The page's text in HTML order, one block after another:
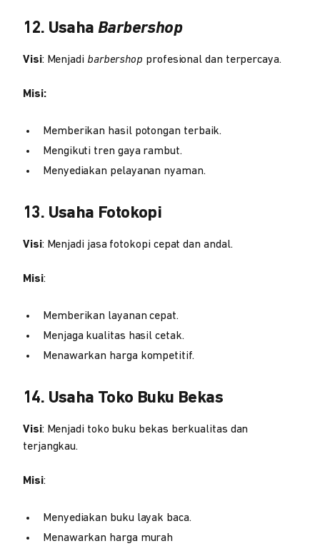
12. Usaha Barbershop
Visi: Menjadi barbershop profesional dan terpercaya.
Misi:
Memberikan hasil potongan terbaik.
Mengikuti tren gaya rambut.
Menyediakan pelayanan nyaman.
13. Usaha Fotokopi
Visi: Menjadi jasa fotokopi cepat dan andal.
Misi:
Memberikan layanan cepat.
Menjaga kualitas hasil cetak.
Menawarkan harga kompetitif.
14. Usaha Toko Buku Bekas
Visi: Menjadi toko buku bekas berkualitas dan
terjangkau.
Misi:
Menyediakan buku layak baca.
Menawarkan harga murah